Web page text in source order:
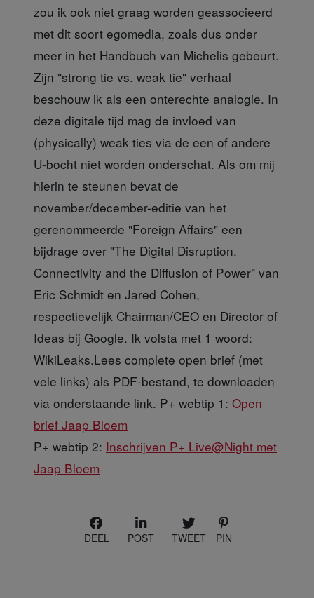
zou ik ook niet graag worden geassocieerd
met dit soort egomedia, zoals dus onder
meer in het Handbuch van Michelis gebeurt.
Zijn "strong tie vs. weak tie" verhaal
beschouw ik als een onterechte analogie. In
deze digitale tijd mag de invloed van
(physically) weak ties via de een of andere
U-bocht niet worden onderschat. Als om mij
hierin te steunen bevat de
november/december-editie van het
gerenommeerde "Foreign Affairs" een
bijdrage over "The Digital Disruption.
Connectivity and the Diffusion of Power" van
Eric Schmidt en Jared Cohen,
respectievelijk Chairman/CEO en Director of
Ideas bij Google. Ik volsta met 1 woord:
WikiLeaks.Lees complete open brief (met
vele links) als PDF-bestand, te downloaden
via onderstaande link. P+ webtip 1: Open
brief Jaap Bloem
P+ webtip 2: Inschrijven P+ Live@Night met
Jaap Bloem
DEEL POST TWEET PIN